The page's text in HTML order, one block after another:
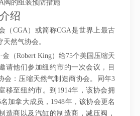
阀的组装预防措施
绍
（CGA）或简称CGA是世界上最古
然气协会。
金（Robert King）给75个美国压缩天
请他们参加纽约市的一次会议，目
会：压缩天然气制造商协会。同年3
移至纽约市。到1914年，该协会拥
加拿大成员，1948年，该协会更名
造商以及汽缸的制造商，减压阀，